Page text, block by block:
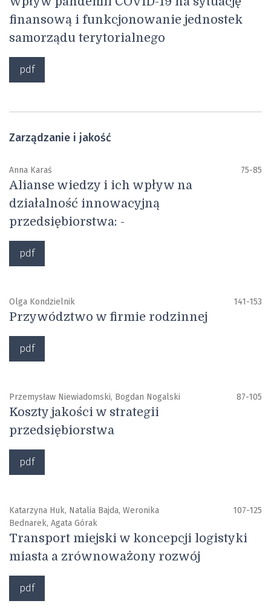
finansową i funkcjonowanie jednostek
samorządu terytorialnego
pdf
Zarządzanie i jakość
Anna Karaś 75-85
Alianse wiedzy i ich wpływ na
działalność innowacyjną
przedsiębiorstwa: -
pdf
Olga Kondzielnik 141-153
Przywództwo w firmie rodzinnej
pdf
Przemysław Niewiadomski, Bogdan Nogalski 87-105
Koszty jakości w strategii
przedsiębiorstwa
pdf
Katarzyna Huk, Natalia Bajda, Weronika
Bednarek, Agata Górak
107-125
Transport miejski w koncepcji logistyki
miasta a zrównoważony rozwój
pdf